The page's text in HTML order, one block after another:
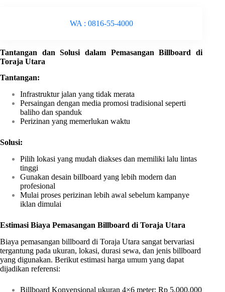
WA : 0816-55-4000
Tantangan dan Solusi dalam Pemasangan Billboard di
Toraja Utara
Tantangan:
Infrastruktur jalan yang tidak merata
Persaingan dengan media promosi tradisional seperti
baliho dan spanduk
Perizinan yang memerlukan waktu
Solusi:
Pilih lokasi yang mudah diakses dan memiliki lalu lintas
tinggi
Gunakan desain billboard yang lebih modern dan
profesional
Mulai proses perizinan lebih awal sebelum kampanye
iklan dimulai
Estimasi Biaya Pemasangan Billboard di Toraja Utara
Biaya pemasangan billboard di Toraja Utara sangat bervariasi
tergantung pada ukuran, lokasi, durasi sewa, dan jenis billboard
yang digunakan. Berikut estimasi harga umum yang dapat
dijadikan referensi:
Billboard Konvensional ukuran 4×6 meter: Rp 5.000.000